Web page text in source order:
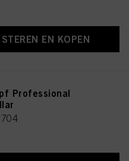
EN KOPEN
Professional